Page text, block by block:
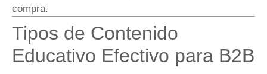
compra.
Tipos de Contenido
Educativo Efectivo para B2B